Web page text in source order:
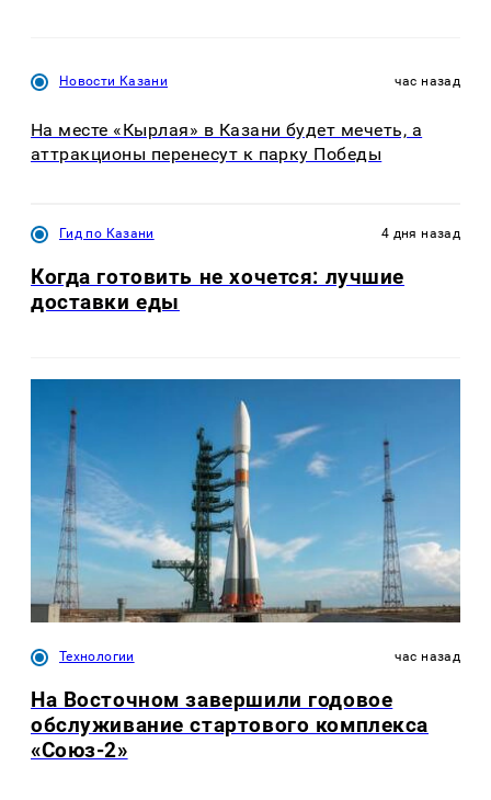
Новости Казани час назад
На месте «Кырлая» в Казани будет мечеть, а
аттракционы перенесут к парку Победы
Гид по Казани 4 дня назад
Когда готовить не хочется: лучшие
доставки еды
Технологии час назад
На Восточном завершили годовое
обслуживание стартового комплекса
«Союз-2»